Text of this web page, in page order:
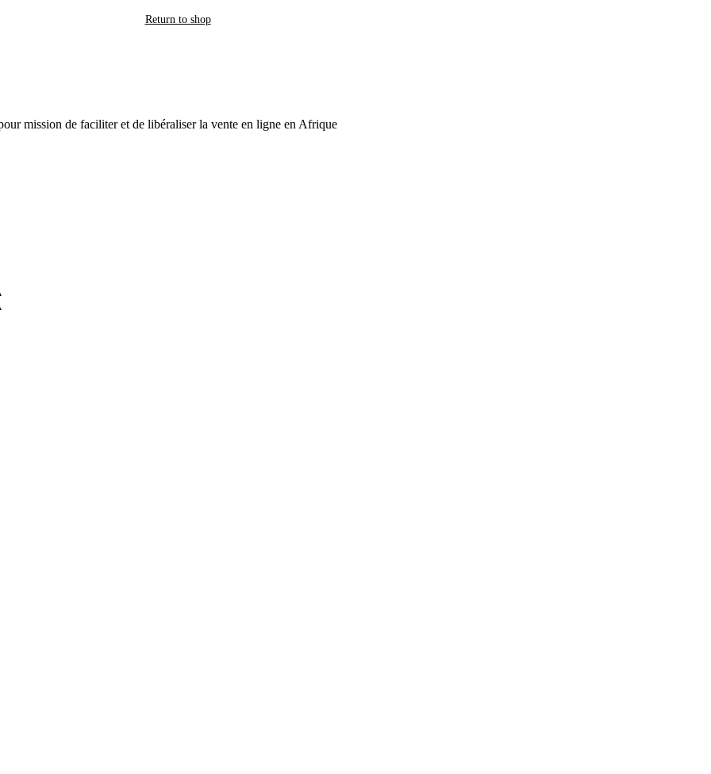
Return to shop
mission de faciliter et de libéraliser la vente en ligne en Afrique